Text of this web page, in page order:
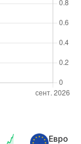
Евро